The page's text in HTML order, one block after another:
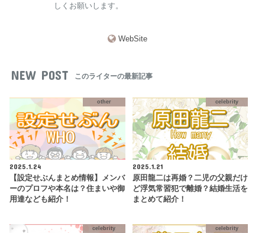
しくお願いします。
WebSite
NEW POST このライターの最新記事
other
2025.1.24
【設定せぶんまとめ情報】メンバ
ーのプロフや本名は？住まいや御
用達なども紹介！
celebrity
2025.1.21
原田龍二は再婚？二児の父親だけ
ど浮気常習犯で離婚？結婚生活を
まとめて紹介！
celebrity celebrity